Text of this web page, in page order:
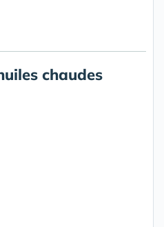
chaudes